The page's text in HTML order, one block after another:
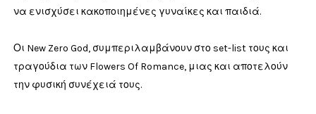
να ενισχύσει κακοποιημένες γυναίκες και παιδιά.
Οι New Zero God, συμπεριλαμβάνουν στο set-list τους και
τραγούδια των Flowers Of Romance, μιας και αποτελούν
την φυσική συνέχειά τους.